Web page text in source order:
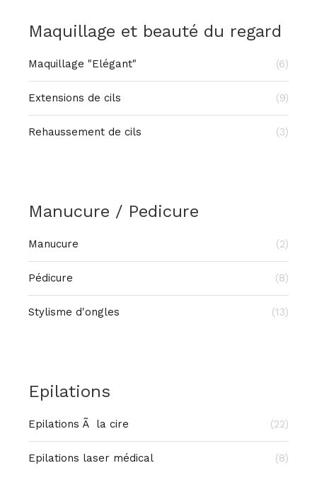
Maquillage et beauté du regard
Maquillage "Elégant" (6)
Extensions de cils (9)
Rehaussement de cils (3)
Manucure / Pedicure
Manucure (2)
Pédicure (8)
Stylisme d'ongles (13)
Epilations
Epilations Ã la cire (22)
Epilations laser médical (8)